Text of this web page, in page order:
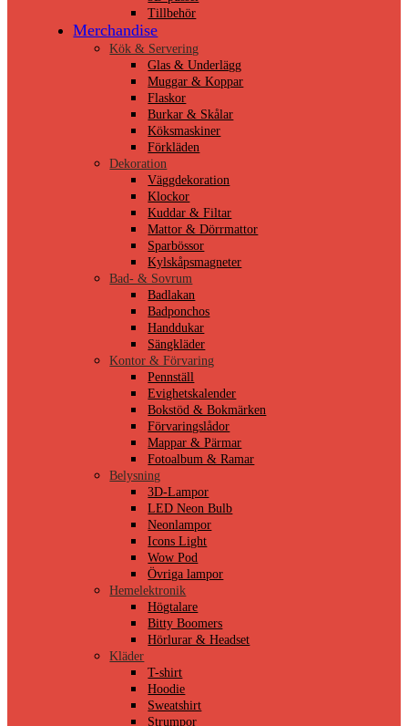
Tillbehör
Merchandise
Kök & Servering
Glas & Underlägg
Muggar & Koppar
Flaskor
Burkar & Skålar
Köksmaskiner
Förkläden
Dekoration
Väggdekoration
Klockor
Kuddar & Filtar
Mattor & Dörrmattor
Sparbössor
Kylskåpsmagneter
Bad- & Sovrum
Badlakan
Badponchos
Handdukar
Sängkläder
Kontor & Förvaring
Pennställ
Evighetskalender
Bokstöd & Bokmärken
Förvaringslådor
Mappar & Pärmar
Fotoalbum & Ramar
Belysning
3D-Lampor
LED Neon Bulb
Neonlampor
Icons Light
Wow Pod
Övriga lampor
Hemelektronik
Högtalare
Bitty Boomers
Hörlurar & Headset
Kläder
T-shirt
Hoodie
Sweatshirt
Strumpor